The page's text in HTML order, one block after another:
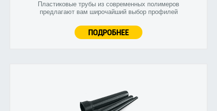
Пластиковые трубы из современных полимеров
предлагают вам широчайший выбор профилей
ПОДРОБНЕЕ